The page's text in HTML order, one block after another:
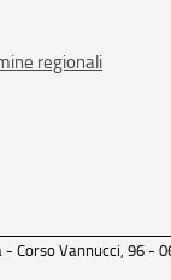
regionali
- Corso Vannucci, 96 -